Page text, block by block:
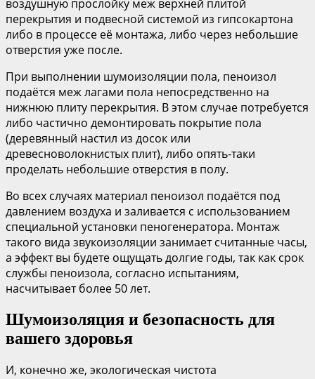
воздушную прослойку меж верхней плитой
перекрытия и подвесной системой из гипсокартона
либо в процессе её монтажа, либо через небольшие
отверстия уже после.
При выполнении шумоизоляции пола, пеноизол
подаётся меж лагами пола непосредственно на
нижнюю плиту перекрытия. В этом случае потребуется
либо частично демонтировать покрытие пола
(деревянный настил из досок или
древесноволокнистых плит), либо опять-таки
проделать небольшие отверстия в полу.
Во всех случаях материал пеноизол подаётся под
давлением воздуха и заливается с использованием
специальной установки пеногенератора. Монтаж
такого вида звукоизоляции занимает считанные часы,
а эффект вы будете ощущать долгие годы, так как срок
службы пеноизола, согласно испытаниям,
насчитывает более 50 лет.
Шумоизоляция и безопасность для
вашего здоровья
И, конечно же, экологическая чистота